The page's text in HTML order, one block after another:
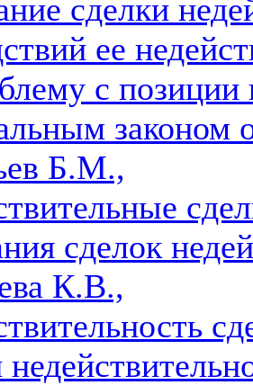
сделки
ее
с
Б.М.,
сделок
К.В.,